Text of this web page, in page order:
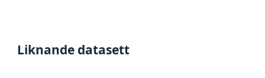
Liknande datasett